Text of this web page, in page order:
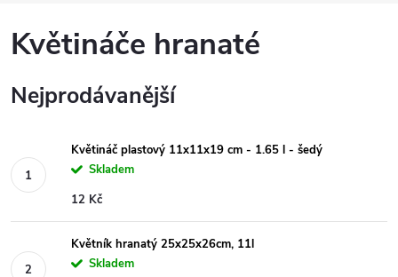
Květináče hranaté
Nejprodávanější
Květináč plastový 11x11x19 cm - 1.65 l - šedý
Skladem
12 Kč
Květník hranatý 25x25x26cm, 11l
Skladem